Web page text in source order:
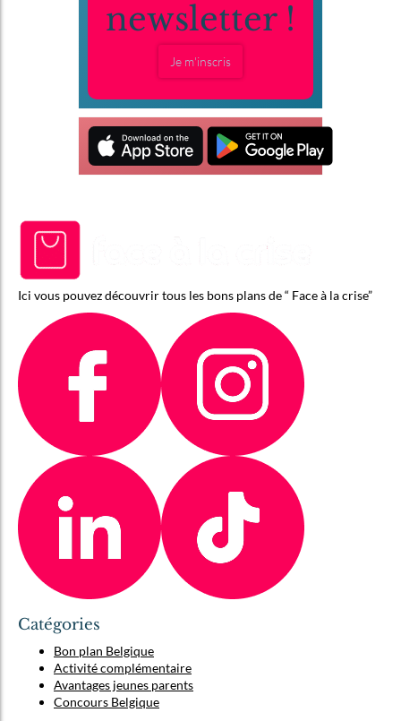
newsletter !
Je m'inscris
Ici vous pouvez découvrir tous les bons plans de “ Face à la crise”
Catégories
Bon plan Belgique
Activité complémentaire
Avantages jeunes parents
Concours Belgique